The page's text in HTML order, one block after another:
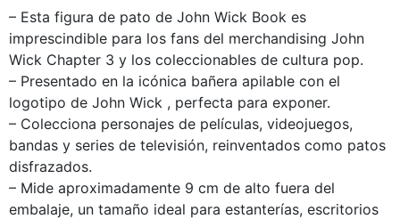
– Esta figura de pato de John Wick Book es
imprescindible para los fans del merchandising John
Wick Chapter 3 y los coleccionables de cultura pop.
– Presentado en la icónica bañera apilable con el
logotipo de John Wick , perfecta para exponer.
– Colecciona personajes de películas, videojuegos,
bandas y series de televisión, reinventados como patos
disfrazados.
– Mide aproximadamente 9 cm de alto fuera del
embalaje, un tamaño ideal para estanterías, escritorios